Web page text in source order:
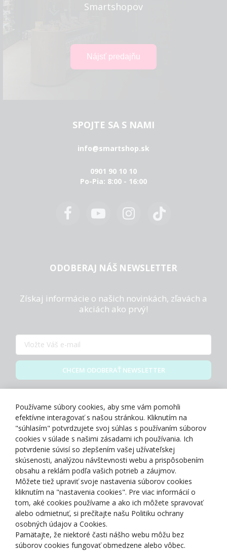
Smartshopov
SPOJTE SA S NAMI
info@smartshop.sk
0901 90 10 10
Po-Pia: 8:00 - 16:00
ODOBERAJ NÁŠ NEWSLETTER
Získaj informácie o našich novinkách, zľavách a
akciách ako prvý!
CHCEM ODOBERAŤ NEWSLETTER
O NÁS
NAKUPOVANIE
ZÁKAZNÍCKA ZÓNA
NAŠE OCENENIA
Používame súbory cookies, aby sme vám pomohli
efektívne interagovať s našou stránkou. Kliknutím na
"súhlasím" potvrdzujete svoj súhlas s používaním súborov
cookies v súlade s našimi zásadami ich používania. Ich
potvrdenie súvisí so zlepšením vašej užívateľskej
skúsenosti, analýzou návštevnosti webu a prispôsobením
obsahu a reklám podľa vašich potrieb a záujmov.
Môžete tiež upraviť svoje nastavenia súborov cookies
kliknutím na "nastavenia cookies". Pre viac informácií o
tom, aké cookies používame a ako ich môžete spravovať
alebo odmietnuť, si prečítajte našu Politiku ochrany
osobných údajov a Cookies.
Pamätajte, že niektoré časti nášho webu môžu bez
súborov cookies fungovať obmedzene alebo vôbec.